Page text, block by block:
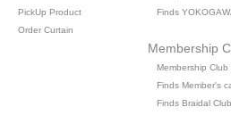
PickUp Product
Order Curtain
Finds
Membership
Membership Club
Finds Member's
Finds Braidal Club